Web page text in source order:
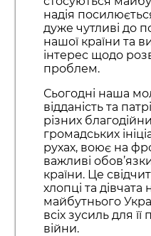
надія
дуже чутливі до
нашої країни та
інтерес щодо
проблем.
Сьогодні наша
відданість та
різних
громадських
рухах, воює на
важливі
країни. Це
хлопці та дівчата
майбутнього
всіх зусиль для
війни.